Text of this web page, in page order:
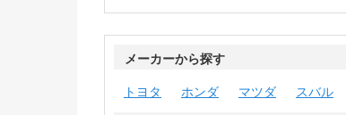
メーカーから探す
トヨタ
ホンダ マツダ スバル